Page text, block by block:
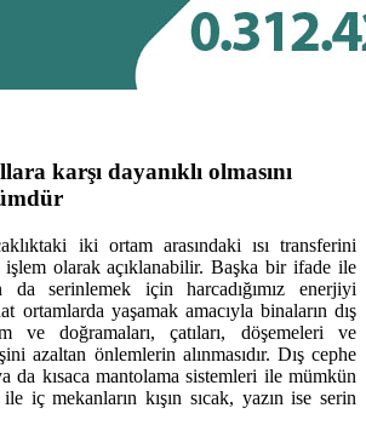
karşı dayanıklı olmasını
iki ortam arasındaki ısı transferini
işlem olarak açıklanabilir. Başka bir ifade ile
da serinlemek için harcadığımız enerjiyi
ortamlarda yaşamak amacıyla binaların dış
ve doğramaları, çatıları, döşemeleri ve
azaltan önlemlerin alınmasıdır. Dış cephe
da kısaca mantolama sistemleri ile mümkün
iç mekanların kışın sıcak, yazın ise serin